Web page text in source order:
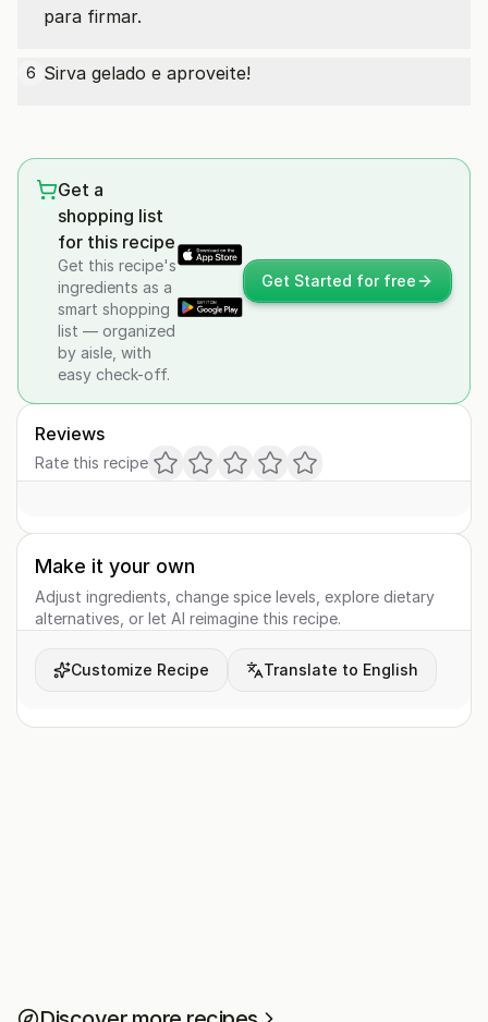
para firmar.
6 Sirva gelado e aproveite!
Get a
shopping list
for this recipe
Get this recipe's
ingredients as a
smart shopping
list — organized
by aisle, with
easy check-off.
Get Started for free
Reviews
Rate this recipe
Make it your own
Adjust ingredients, change spice levels, explore dietary
alternatives, or let AI reimagine this recipe.
Customize Recipe Translate to English